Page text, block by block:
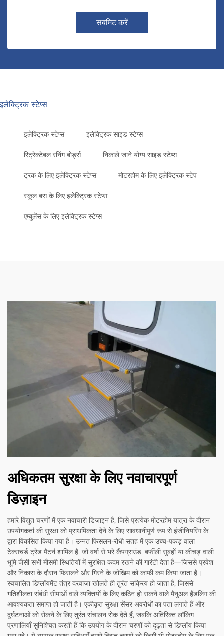
सबमिट करें
इलेक्ट्रिक स्टेप्स
इलेक्ट्रिक स्टेप्स इलेक्ट्रिक साइड स्टेप्स
रिट्रेक्टेबल रनिंग बोर्ड्स निकाले जाने योग्य साइड स्टेप्स
ट्रक के लिए इलेक्ट्रिक स्टेप्स मोटरहोम के लिए इलेक्ट्रिक स्टेप
स्कूल बस के लिए इलेक्ट्रिक स्टेप्स
एम्बुलेंस के लिए इलेक्ट्रिक स्टेप्स
अधिकतम सुरक्षा के लिए नवाचारपूर्ण
डिज़ाइन
हमारे विद्युत चरणों में एक नवाचारी डिज़ाइन है, जिसे प्रत्येक मोटरहोम यात्रा के दौरान
उपयोगकर्ता की सुरक्षा को प्राथमिकता देने के लिए सावधानीपूर्ण रूप से इंजीनियरिंग के
द्वारा विकसित किया गया है। उन्नत फिसलन-रोधी सतह में एक उच्च-पकड़ वाला
टेक्सचर्ड ट्रेड पैटर्न शामिल है, जो वर्षा से भरे कैंपग्राउंड, बर्फीली सुबहों या कीचड़ वाली
भूमि जैसी सभी मौसमी स्थितियों में सुरक्षित कदम रखने की गारंटी देता है—जिससे प्रवेश
और निकास के दौरान फिसलने और गिरने के जोखिम को काफी कम किया जाता है।
स्वचालित डिप्लॉयमेंट तंत्र दरवाज़ा खोलते ही तुरंत सक्रिय हो जाता है, जिससे
गतिशीलता संबंधी सीमाओं वाले व्यक्तियों के लिए कठिन हो सकने वाले मैनुअल हैंडलिंग की
आवश्यकता समाप्त हो जाती है। एकीकृत सुरक्षा सेंसर अवरोधों का पता लगाते हैं और
दुर्घटनाओं को रोकने के लिए तुरंत संचालन रोक देते हैं, जबकि अतिरिक्त लॉकिंग
प्रणालियाँ सुनिश्चित करती हैं कि उपयोग के दौरान चरणों को दृढ़ता से डिप्लॉय किया